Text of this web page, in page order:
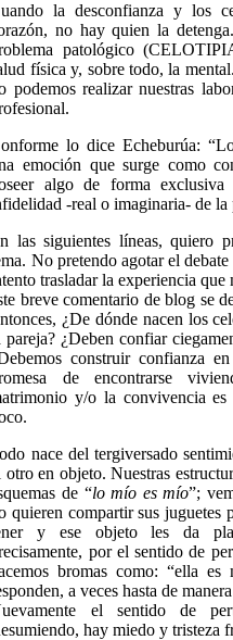
la desconfianza y los
no hay quien la
patológico
física y, sobre todo, la
podemos realizar nuestras
lo dice Echeburúa:
emoción que surge como
algo de forma
-real o imaginaria- de la
las siguientes líneas, quiero
No pretendo agotar el
trasladar la experiencia
breve comentario de blog se
¿De dónde nacen los
pareja? ¿Deben confiar
construir confianza
de encontrarse
y/o la convivencia
nace del tergiversado
otro en objeto. Nuestras
de “lo mío es mío”;
quieren compartir sus juguetes
y ese objeto les da
por el sentido de
bromas como: “ella
a veces hasta de
el sentido de
hay miedo y tristeza